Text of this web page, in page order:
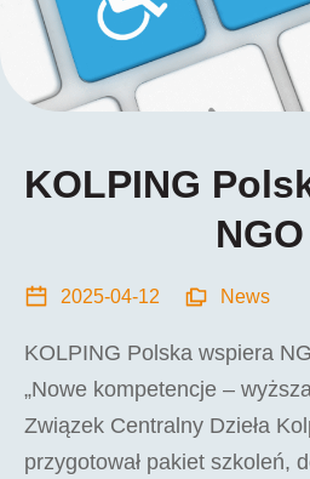
KOLPING
NGO
2025-04-12 News
KOLPING Polska wspiera
„Nowe kompetencje –
Związek Centralny Dzieła
przygotował pakiet szkoleń,